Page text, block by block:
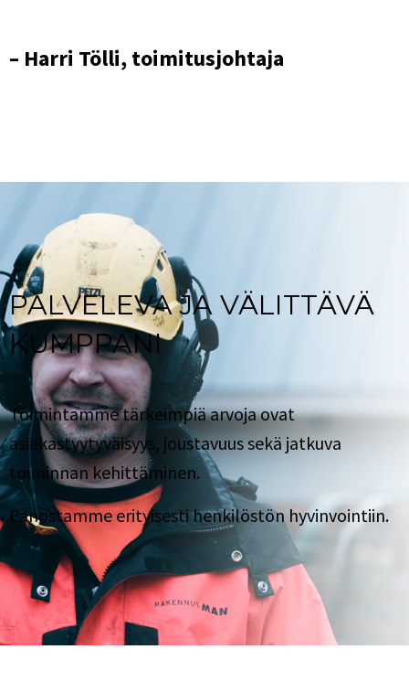
– Harri Tölli, toimitusjohtaja
PALVELEVA JA VÄLITTÄVÄ
KUMPPANI
Toimintamme tärkeimpiä arvoja ovat
asiakastyytyväisyys, joustavuus sekä jatkuva
toiminnan kehittäminen.
Panostamme erityisesti henkilöstön hyvinvointiin.